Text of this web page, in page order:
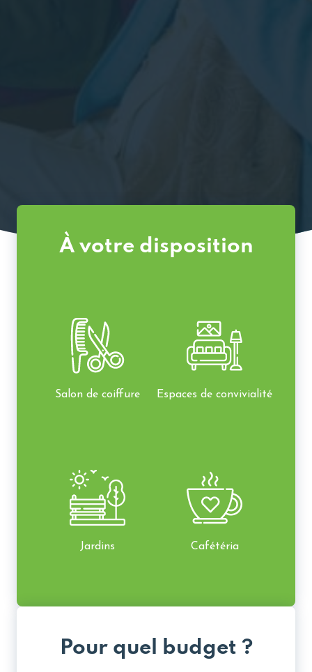
À votre disposition
Salon de coiffure Espaces de convivialité
Jardins Cafétéria
Pour quel budget ?